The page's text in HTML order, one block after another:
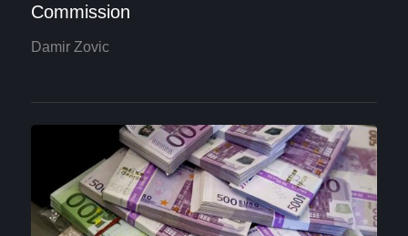
Commission
Damir Zovic